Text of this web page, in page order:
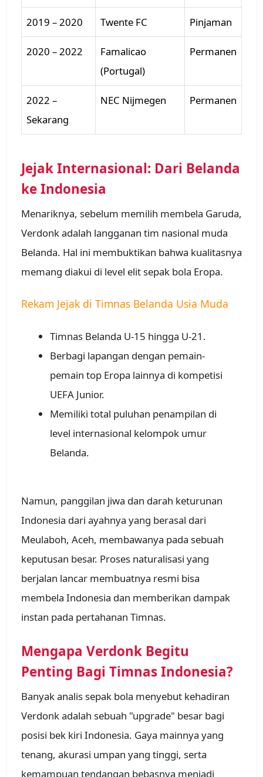
2019 – 2020 Twente FC Pinjaman
2020 – 2022
Famalicao
(Portugal)
Permanen
2022 –
Sekarang
NEC Nijmegen Permanen
Jejak Internasional: Dari Belanda
ke Indonesia
Menariknya, sebelum memilih membela Garuda,
Verdonk adalah langganan tim nasional muda
Belanda. Hal ini membuktikan bahwa kualitasnya
memang diakui di level elit sepak bola Eropa.
Rekam Jejak di Timnas Belanda Usia Muda
Timnas Belanda U-15 hingga U-21.
Berbagi lapangan dengan pemain-
pemain top Eropa lainnya di kompetisi
UEFA Junior.
Memiliki total puluhan penampilan di
level internasional kelompok umur
Belanda.
Namun, panggilan jiwa dan darah keturunan
Indonesia dari ayahnya yang berasal dari
Meulaboh, Aceh, membawanya pada sebuah
keputusan besar. Proses naturalisasi yang
berjalan lancar membuatnya resmi bisa
membela Indonesia dan memberikan dampak
instan pada pertahanan Timnas.
Mengapa Verdonk Begitu
Penting Bagi Timnas Indonesia?
Banyak analis sepak bola menyebut kehadiran
Verdonk adalah sebuah "upgrade" besar bagi
posisi bek kiri Indonesia. Gaya mainnya yang
tenang, akurasi umpan yang tinggi, serta
kemampuan tendangan bebasnya menjadi